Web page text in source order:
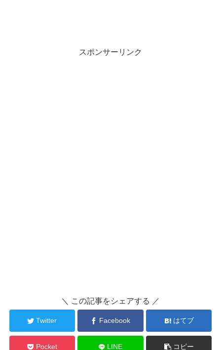
スポンサーリンク
＼ この記事をシェアする ／
Twitter Facebook はてブ
Pocket LINE コピー